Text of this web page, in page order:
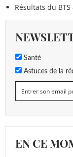
Résultats du
Santé
Astuces de la
EN CE